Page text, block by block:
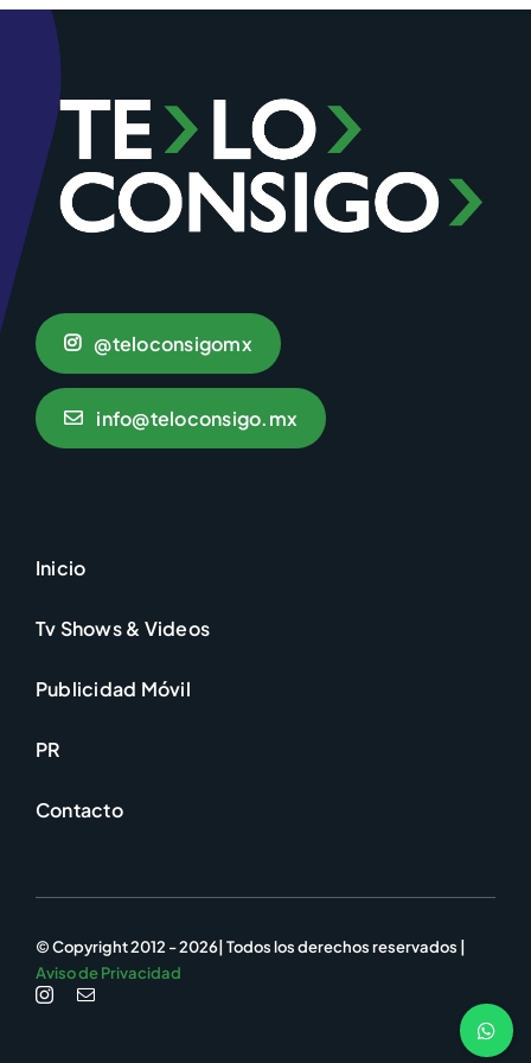
@teloconsigomx
info@teloconsigo.mx
Inicio
Tv Shows & Videos
Publicidad Móvil
PR
Contacto
© Copyright 2012 - 2026| Todos los derechos reservados |
Aviso de Privacidad